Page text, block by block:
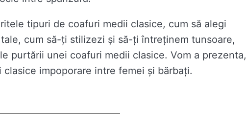
tipuri de coafuri medii clasice, cum să alegi
cum să-ți stilizezi și să-ți întreținem tunsoare,
purtării unei coafuri medii clasice. Vom a prezenta,
impoporare intre femei și bărbați.